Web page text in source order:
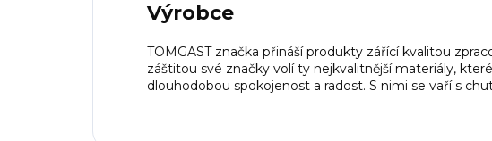
Výrobce
TOMGAST značka přináší produkty zářící kvalitou
záštitou své značky volí ty nejkvalitnější materiály,
dlouhodobou spokojenost a radost. S nimi se vaří s